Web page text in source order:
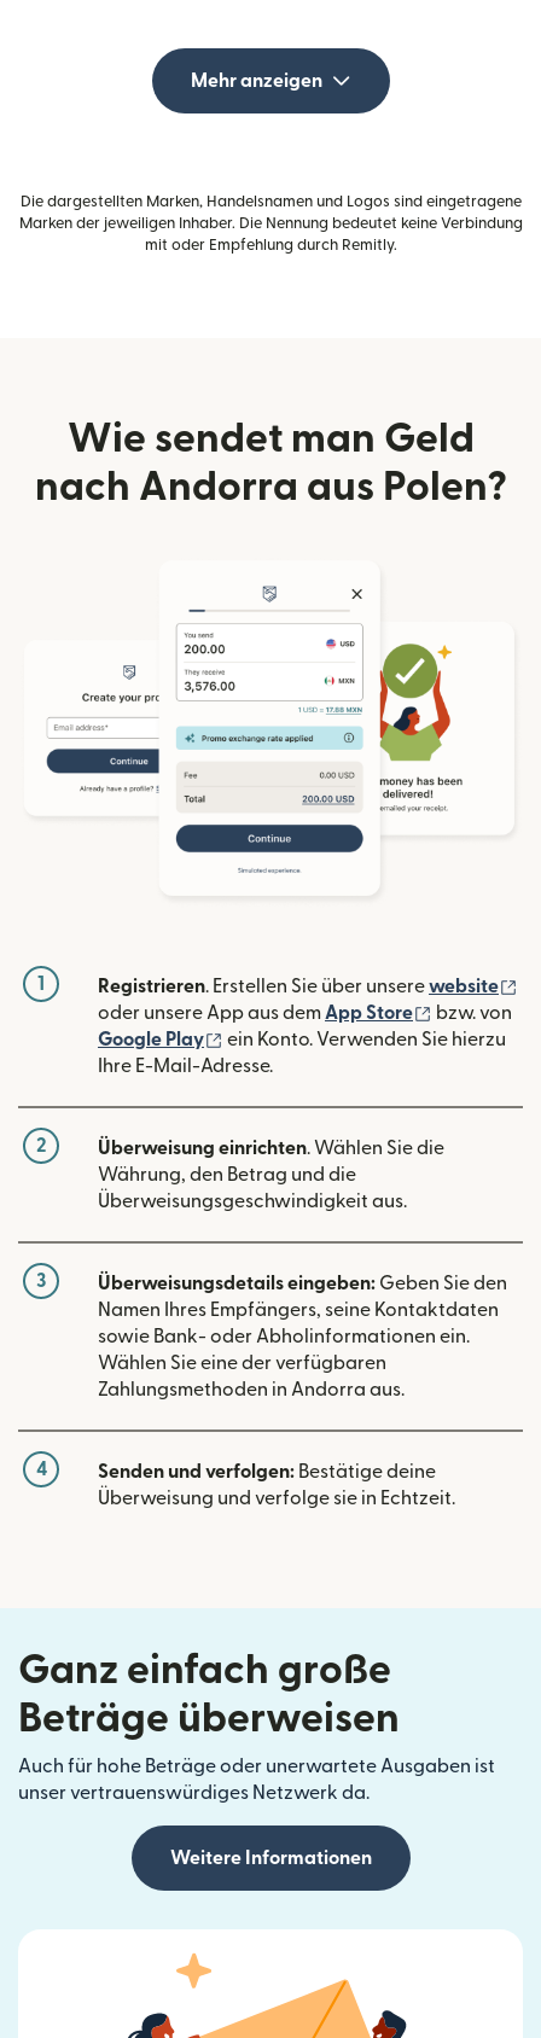
Mehr anzeigen
Die dargestellten Marken, Handelsnamen und Logos sind eingetragene
Marken der jeweiligen Inhaber. Die Nennung bedeutet keine Verbindung
mit oder Empfehlung durch Remitly.
Wie sendet man Geld
nach Andorra aus Polen?
1 Registrieren. Erstellen Sie über unserewebsite
oder unsere App aus dem App Store (wird in
bzw. von
Google Play
(wird in einem neuen Fenster
ein Konto. Verwenden Sie hierzu
Ihre E-Mail-Adresse.
2 Überweisung einrichten. Wählen Sie die
Währung, den Betrag und die
Überweisungsgeschwindigkeit aus.
3 Überweisungsdetails eingeben: Geben Sie den
Namen Ihres Empfängers, seine Kontaktdaten
sowie Bank- oder Abholinformationen ein.
Wählen Sie eine der verfügbaren
Zahlungsmethoden in Andorra aus.
4 Senden und verfolgen: Bestätige deine
Überweisung und verfolge sie in Echtzeit.
Ganz einfach große
Beträge überweisen
Auch für hohe Beträge oder unerwartete Ausgaben ist
unser vertrauenswürdiges Netzwerk da.
Weitere Informationen